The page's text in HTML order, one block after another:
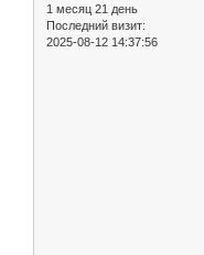
1 месяц 21 день
Последний визит:
2025-08-12 14:37:56